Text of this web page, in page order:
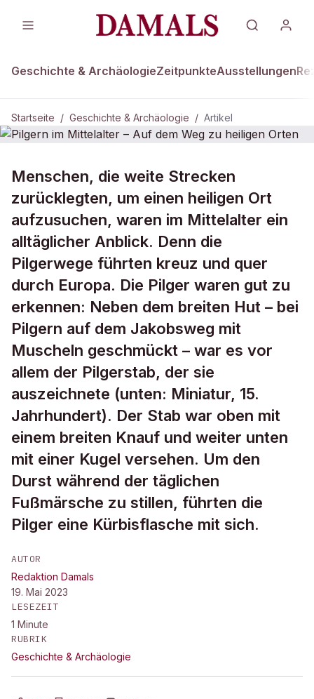
Geschichte & ArchäologieZeitpunkteAusstellungen
Startseite / Geschichte & Archäologie / Artikel
Pilgern im Mittelalter – Auf dem Weg
zu heiligen Orten
Menschen, die weite Strecken
zurücklegten, um einen heiligen Ort
aufzusuchen, waren im Mittelalter ein
alltäglicher Anblick. Denn die
Pilgerwege führten kreuz und quer
durch Europa. Die Pilger waren gut zu
erkennen: Neben dem breiten Hut – bei
Pilgern auf dem Jakobsweg mit
Muscheln geschmückt – war es vor
allem der Pilgerstab, der sie
auszeichnete (unten: Miniatur, 15.
Jahrhundert). Der Stab war oben mit
einem breiten Knauf und weiter unten
mit einer Kugel versehen. Um den
Durst während der täglichen
Fußmärsche zu stillen, führten die
Pilger eine Kürbisflasche mit sich.
AUTOR
Redaktion Damals
19. Mai 2023
LESEZEIT
1 Minute
RUBRIK
Geschichte & Archäologie